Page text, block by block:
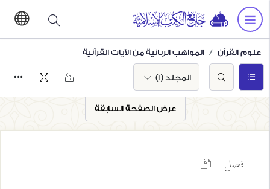
علوم القرآن المواهب الربانية من الآيات القرآنية
المجلد (1)
عرض الصفحة السابقة
ـ فصل ـ